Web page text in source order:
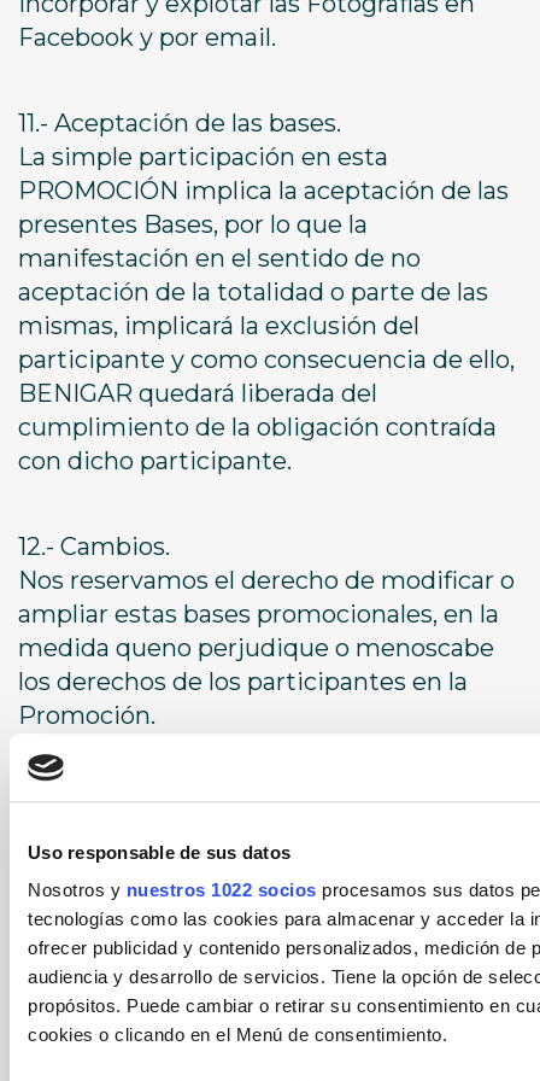
Uso responsable de sus datos
Nosotros y nuestros 1022 socios procesamos sus datos
tecnologías como las cookies para almacenar y acceder la
ofrecer publicidad y contenido personalizados, medición de
audiencia y desarrollo de servicios. Tiene la opción de
propósitos. Puede cambiar o retirar su consentimiento en
cookies o clicando en el Menú de consentimiento.
Facebook y por email.
11.- Aceptación de las bases.
La simple participación en esta
PROMOCIÓN implica la aceptación de las
presentes Bases, por lo que la
manifestación en el sentido de no
aceptación de la totalidad o parte de las
mismas, implicará la exclusión del
participante y como consecuencia de ello,
BENIGAR quedará liberada del
cumplimiento de la obligación contraída
con dicho participante.
12.- Cambios.
Nos reservamos el derecho de modificar o
ampliar estas bases promocionales, en la
medida queno perjudique o menoscabe
los derechos de los participantes en la
Promoción.
13.- Jurisdicción competente.
las presentes Bases se regirán por la
legislación española. Cualquier
controversia que resultará de la
interpretación o cumplimiento de
laspresentes bases, se someterá a los
Juzgados y Tribunales de la ciudad de